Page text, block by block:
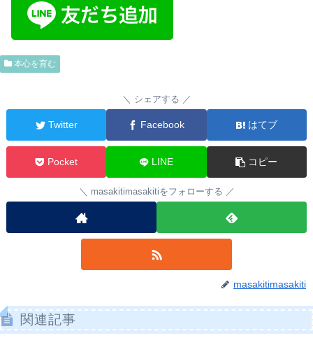
本心を育む
シェアする
Twitter Facebook はてブ
Pocket LINE コピー
masakitimasakitiをフォローする
masakitimasakiti
関連記事